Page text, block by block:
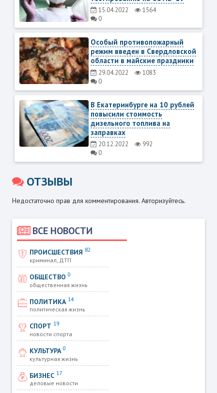
ВСЕ НОВОСТИ
ПРОИСШЕСТВИЯ 82
криминал, ДТП
ОБЩЕСТВО0
общественная жизнь
ПОЛИТИКА 14
политическая жизнь
СПОРТ 19
новости спорта
КУЛЬТУРА0
культурная жизнь
БИЗНЕС 17
деловые новости
15.04.2022
1564
0
Особый противопожарный
режим введен в Свердловской
области в майские праздники
29.04.2022
1083
0
В Екатеринбурге на 10 рублей
повысили стоимость
дизельного топлива на
заправках
20.12.2022
992
0
ОТЗЫВЫ
Недостаточно прав для комментирования. Авторизуйтесь.